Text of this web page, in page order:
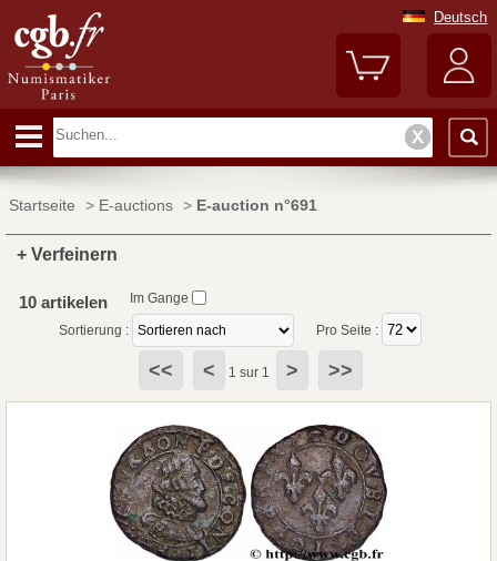
Deutsch
Startseite > E-auctions > E-auction n°691
+ Verfeinern
10 artikelen Im Gange
Sortierung : Pro Seite :
<< < 1 sur 1 > >>